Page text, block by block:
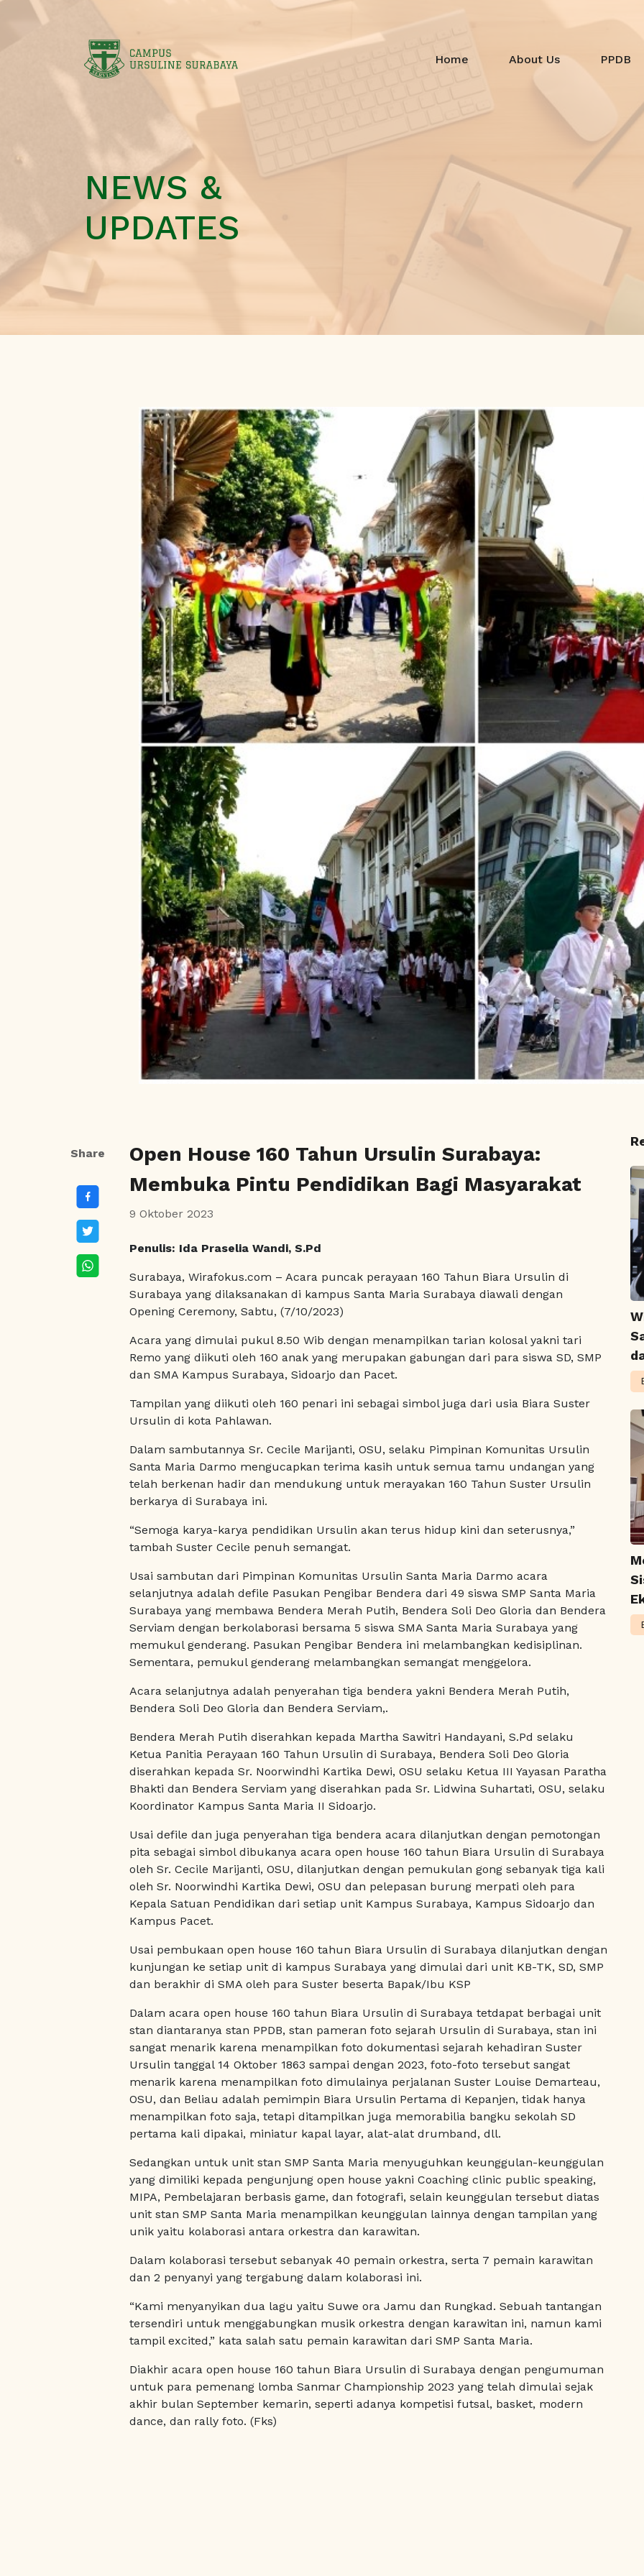
Home About Us PPDB
NEWS &
UPDATES
Share
Open House 160 Tahun Ursulin Surabaya:
Membuka Pintu Pendidikan Bagi Masyarakat
9 Oktober 2023
Penulis: Ida Praselia Wandi, S.Pd
Surabaya, Wirafokus.com – Acara puncak perayaan 160 Tahun Biara Ursulin di
Surabaya yang dilaksanakan di kampus Santa Maria Surabaya diawali dengan
Opening Ceremony, Sabtu, (7/10/2023)
Acara yang dimulai pukul 8.50 Wib dengan menampilkan tarian kolosal yakni tari
Remo yang diikuti oleh 160 anak yang merupakan gabungan dari para siswa SD, SMP
dan SMA Kampus Surabaya, Sidoarjo dan Pacet.
Tampilan yang diikuti oleh 160 penari ini sebagai simbol juga dari usia Biara Suster
Ursulin di kota Pahlawan.
Dalam sambutannya Sr. Cecile Marijanti, OSU, selaku Pimpinan Komunitas Ursulin
Santa Maria Darmo mengucapkan terima kasih untuk semua tamu undangan yang
telah berkenan hadir dan mendukung untuk merayakan 160 Tahun Suster Ursulin
berkarya di Surabaya ini.
“Semoga karya-karya pendidikan Ursulin akan terus hidup kini dan seterusnya,”
tambah Suster Cecile penuh semangat.
Usai sambutan dari Pimpinan Komunitas Ursulin Santa Maria Darmo acara
selanjutnya adalah defile Pasukan Pengibar Bendera dari 49 siswa SMP Santa Maria
Surabaya yang membawa Bendera Merah Putih, Bendera Soli Deo Gloria dan Bendera
Serviam dengan berkolaborasi bersama 5 siswa SMA Santa Maria Surabaya yang
memukul genderang. Pasukan Pengibar Bendera ini melambangkan kedisiplinan.
Sementara, pemukul genderang melambangkan semangat menggelora.
Acara selanjutnya adalah penyerahan tiga bendera yakni Bendera Merah Putih,
Bendera Soli Deo Gloria dan Bendera Serviam,.
Bendera Merah Putih diserahkan kepada Martha Sawitri Handayani, S.Pd selaku
Ketua Panitia Perayaan 160 Tahun Ursulin di Surabaya, Bendera Soli Deo Gloria
diserahkan kepada Sr. Noorwindhi Kartika Dewi, OSU selaku Ketua III Yayasan Paratha
Bhakti dan Bendera Serviam yang diserahkan pada Sr. Lidwina Suhartati, OSU, selaku
Koordinator Kampus Santa Maria II Sidoarjo.
Usai defile dan juga penyerahan tiga bendera acara dilanjutkan dengan pemotongan
pita sebagai simbol dibukanya acara open house 160 tahun Biara Ursulin di Surabaya
oleh Sr. Cecile Marijanti, OSU, dilanjutkan dengan pemukulan gong sebanyak tiga kali
oleh Sr. Noorwindhi Kartika Dewi, OSU dan pelepasan burung merpati oleh para
Kepala Satuan Pendidikan dari setiap unit Kampus Surabaya, Kampus Sidoarjo dan
Kampus Pacet.
Usai pembukaan open house 160 tahun Biara Ursulin di Surabaya dilanjutkan dengan
kunjungan ke setiap unit di kampus Surabaya yang dimulai dari unit KB-TK, SD, SMP
dan berakhir di SMA oleh para Suster beserta Bapak/Ibu KSP
Dalam acara open house 160 tahun Biara Ursulin di Surabaya tetdapat berbagai unit
stan diantaranya stan PPDB, stan pameran foto sejarah Ursulin di Surabaya, stan ini
sangat menarik karena menampilkan foto dokumentasi sejarah kehadiran Suster
Ursulin tanggal 14 Oktober 1863 sampai dengan 2023, foto-foto tersebut sangat
menarik karena menampilkan foto dimulainya perjalanan Suster Louise Demarteau,
OSU, dan Beliau adalah pemimpin Biara Ursulin Pertama di Kepanjen, tidak hanya
menampilkan foto saja, tetapi ditampilkan juga memorabilia bangku sekolah SD
pertama kali dipakai, miniatur kapal layar, alat-alat drumband, dll.
Sedangkan untuk unit stan SMP Santa Maria menyuguhkan keunggulan-keunggulan
yang dimiliki kepada pengunjung open house yakni Coaching clinic public speaking,
MIPA, Pembelajaran berbasis game, dan fotografi, selain keunggulan tersebut diatas
unit stan SMP Santa Maria menampilkan keunggulan lainnya dengan tampilan yang
unik yaitu kolaborasi antara orkestra dan karawitan.
Dalam kolaborasi tersebut sebanyak 40 pemain orkestra, serta 7 pemain karawitan
dan 2 penyanyi yang tergabung dalam kolaborasi ini.
“Kami menyanyikan dua lagu yaitu Suwe ora Jamu dan Rungkad. Sebuah tantangan
tersendiri untuk menggabungkan musik orkestra dengan karawitan ini, namun kami
tampil excited,” kata salah satu pemain karawitan dari SMP Santa Maria.
Diakhir acara open house 160 tahun Biara Ursulin di Surabaya dengan pengumuman
untuk para pemenang lomba Sanmar Championship 2023 yang telah dimulai sejak
akhir bulan September kemarin, seperti adanya kompetisi futsal, basket, modern
dance, dan rally foto. (Fks)